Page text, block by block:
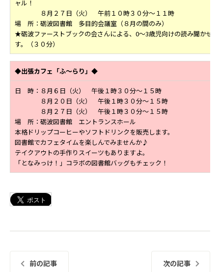
ャル！
８月２７日（火） 午前１０時３０分～１１時
場 所：砺波図書館 多目的会議室（８月の間のみ）
★砺波ファーストブックの会さんによる、0～3歳児向けの読み聞かせで
す。（３０分）
◆出張カフェ「ふ～らり」◆
日 時：８月６日（火） 午後１時３０分～１５時
８月２０日（火） 午後１時３０分～１５時
８月２７日（火） 午後１時３０分～１５時
場 所：砺波図書館 エントランスホール
本格ドリップコーヒーやソフトドリンクを販売します。
図書館でカフェタイムを楽しんでみませんか♪
テイクアウトの手作りスイーツもありますよ。
「となみっけ！」コラボの図書館バッグもチェック！
前の記事 次の記事